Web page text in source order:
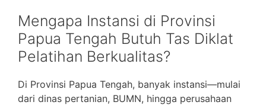
Mengapa Instansi di Provinsi
Papua Tengah Butuh Tas Diklat
Pelatihan Berkualitas?
Di Provinsi Papua Tengah, banyak instansi—mulai
dari dinas pertanian, BUMN, hingga perusahaan